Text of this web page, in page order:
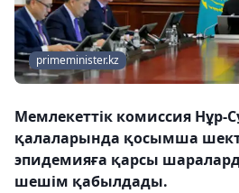
primeminister.kz
Мемлекеттік комиссия Нұр-
қалаларында қосымша
эпидемияға қарсы
шешім қабылдады.